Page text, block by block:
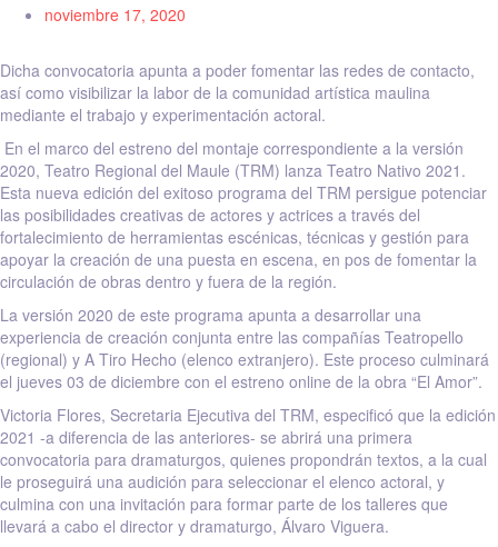
noviembre 17, 2020
Dicha convocatoria apunta a poder fomentar las redes de contacto,
así como visibilizar la labor de la comunidad artística maulina
mediante el trabajo y experimentación actoral.
En el marco del estreno del montaje correspondiente a la versión
2020, Teatro Regional del Maule (TRM) lanza Teatro Nativo 2021.
Esta nueva edición del exitoso programa del TRM persigue potenciar
las posibilidades creativas de actores y actrices a través del
fortalecimiento de herramientas escénicas, técnicas y gestión para
apoyar la creación de una puesta en escena, en pos de fomentar la
circulación de obras dentro y fuera de la región.
La versión 2020 de este programa apunta a desarrollar una
experiencia de creación conjunta entre las compañías Teatropello
(regional) y A Tiro Hecho (elenco extranjero). Este proceso culminará
el jueves 03 de diciembre con el estreno online de la obra “El Amor”.
Victoria Flores, Secretaria Ejecutiva del TRM, especificó que la edición
2021 -a diferencia de las anteriores- se abrirá una primera
convocatoria para dramaturgos, quienes propondrán textos, a la cual
le proseguirá una audición para seleccionar el elenco actoral, y
culmina con una invitación para formar parte de los talleres que
llevará a cabo el director y dramaturgo, Álvaro Viguera.